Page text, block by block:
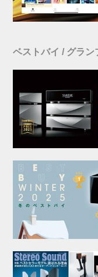
ベストバイ / グラン